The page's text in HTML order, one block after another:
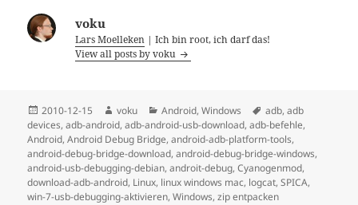
voku
Lars Moelleken | Ich bin root, ich darf das!
View all posts by voku
Posted
on
2010-12-15 Author
voku Categories
Android,Windows Tags
adb,adb
devices,adb-android,adb-android-usb-download,adb-befehle,
Android,Android Debug Bridge,android-adb-platform-tools,
android-debug-bridge-download,android-debug-bridge-windows,
android-usb-debugging-debian,androit-debug,Cyanogenmod,
download-adb-android, Linux, linux windows mac, logcat,SPICA,
win-7-usb-debugging-aktivieren,Windows,zip entpacken